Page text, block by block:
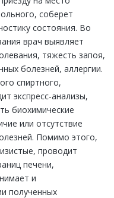
соберет
состояния. Во
врач выявляет
тяжесть запоя,
болезней, аллергии.
спиртного,
экспресс-анализы,
биохимические
или отсутствие
Помимо этого,
проводит
печени,
и
полученных